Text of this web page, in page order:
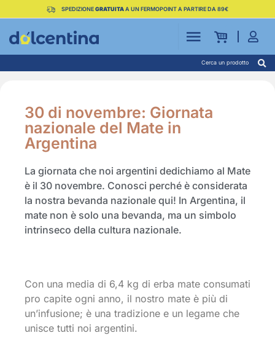
SPEDIZIONEGRATUITAA UN FERMOPOINT A PARTIRE DA 89€
Cerca un prodotto
30 di novembre: Giornata
nazionale del Mate in
Argentina
La giornata che noi argentini dedichiamo al Mate
è il 30 novembre. Conosci perché è considerata
la nostra bevanda nazionale qui! In Argentina, il
mate non è solo una bevanda, ma un simbolo
intrinseco della cultura nazionale.
Con una media di 6,4 kg di erba mate consumati
pro capite ogni anno, il nostro mate è più di
un’infusione; è una tradizione e un legame che
unisce tutti noi argentini.